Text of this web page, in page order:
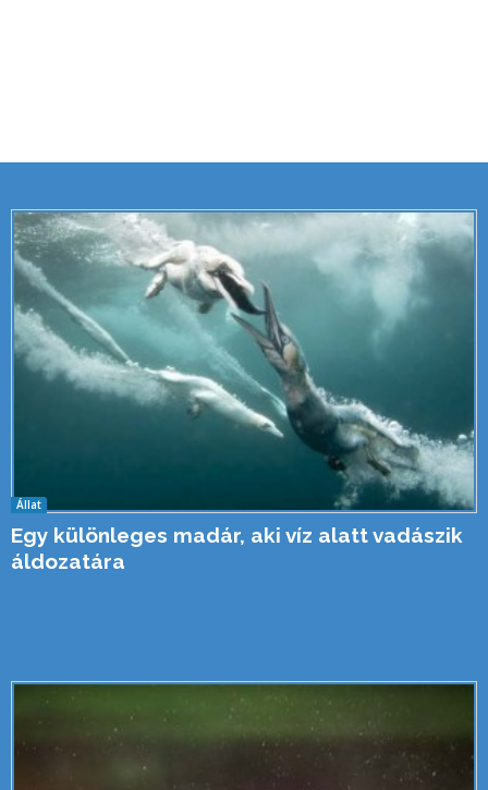
Állat
Egy különleges madár, aki víz alatt vadászik
áldozatára